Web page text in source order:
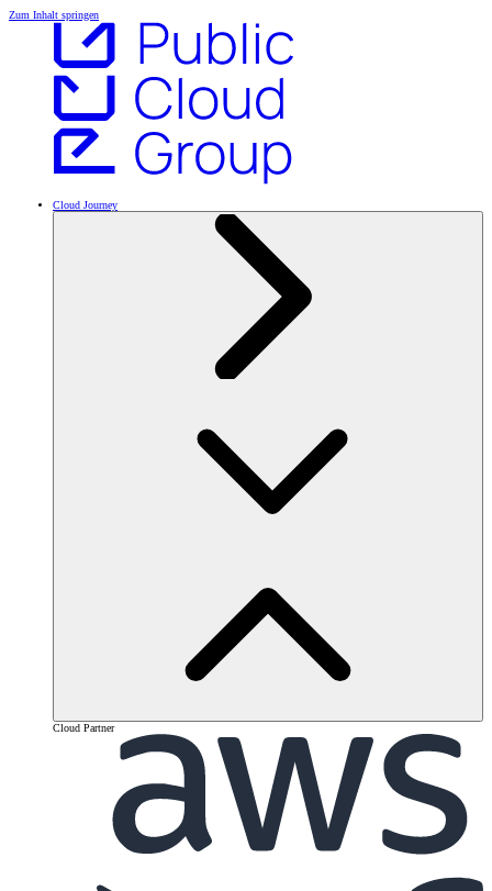
Zum Inhalt springen
Cloud Journey
Cloud Partner